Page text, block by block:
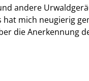
andere
mich neugierig
die Anerkennung